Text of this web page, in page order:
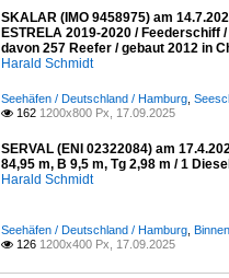
SKALAR (IMO 9458975) am
ESTRELA 2019-2020 / Feederschiff
davon 257 Reefer / gebaut 2012 in
Harald Schmidt
Seehäfen / Deutschland / Hamburg
 162 1200x800 Px, 17.09.2025
SERVAL (ENI 02322084) am
84,95 m, B 9,5 m, Tg 2,98 m / 1
Harald Schmidt
Seehäfen / Deutschland / Hamburg
 126 1200x400 Px, 17.09.2025